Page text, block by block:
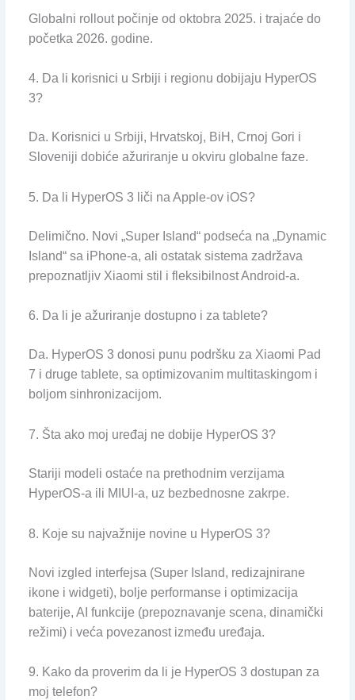
Globalni rollout počinje od oktobra 2025. i trajaće do
početka 2026. godine.
4. Da li korisnici u Srbiji i regionu dobijaju HyperOS
3?
Da. Korisnici u Srbiji, Hrvatskoj, BiH, Crnoj Gori i
Sloveniji dobiće ažuriranje u okviru globalne faze.
5. Da li HyperOS 3 liči na Apple-ov iOS?
Delimično. Novi „Super Island“ podseća na „Dynamic
Island“ sa iPhone-a, ali ostatak sistema zadržava
prepoznatljiv Xiaomi stil i fleksibilnost Android-a.
6. Da li je ažuriranje dostupno i za tablete?
Da. HyperOS 3 donosi punu podršku za Xiaomi Pad
7 i druge tablete, sa optimizovanim multitaskingom i
boljom sinhronizacijom.
7. Šta ako moj uređaj ne dobije HyperOS 3?
Stariji modeli ostaće na prethodnim verzijama
HyperOS-a ili MIUI-a, uz bezbednosne zakrpe.
8. Koje su najvažnije novine u HyperOS 3?
Novi izgled interfejsa (Super Island, redizajnirane
ikone i widgeti), bolje performanse i optimizacija
baterije, AI funkcije (prepoznavanje scena, dinamički
režimi) i veća povezanost između uređaja.
9. Kako da proverim da li je HyperOS 3 dostupan za
moj telefon?